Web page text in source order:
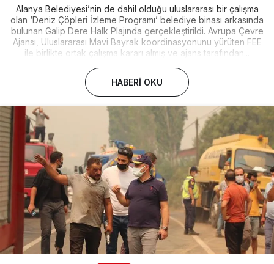
Alanya Belediyesi’nin de dahil olduğu uluslararası bir çalışma
olan ‘Deniz Çöpleri İzleme Programı’ belediye binası arkasında
bulunan Galip Dere Halk Plajında gerçekleştirildi. Avrupa Çevre
Ajansı, Uluslararası Mavi Bayrak koordinasyonunu yürüten FEE
ile birlikte ortak çalışma kararı almış ve ajans tarafından...
HABERI OKU